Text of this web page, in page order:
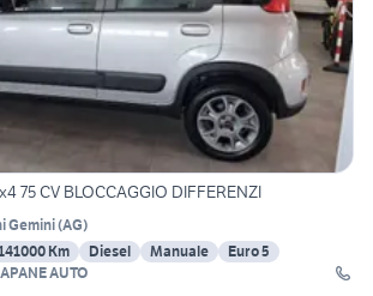
75 CV BLOCCAGGIO DIFFERENZI
Gemini(AG)
Km Diesel Manuale
Euro 5
AUTO